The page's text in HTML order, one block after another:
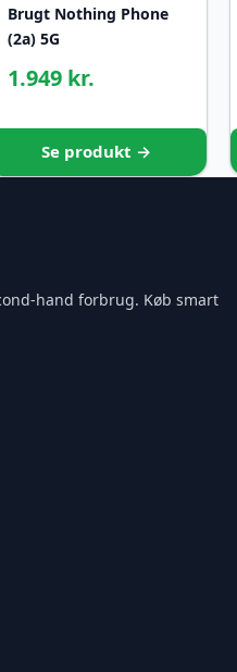
Brugt Nothing Phone
(2a) 5G
1.949 kr.
Se produkt →
hand forbrug. Køb smart